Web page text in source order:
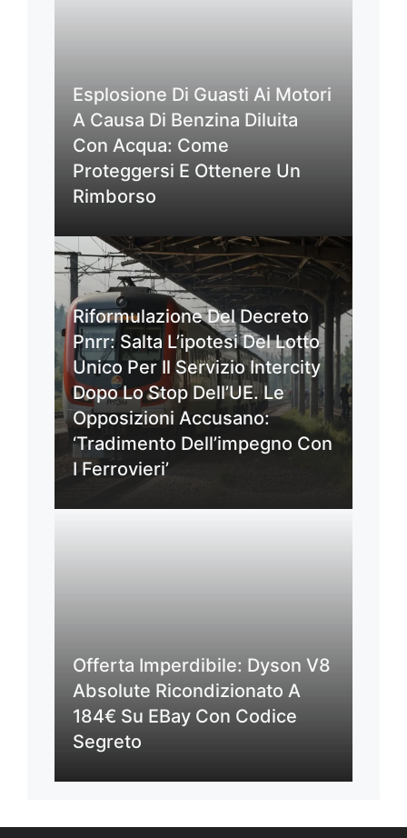
Esplosione Di Guasti Ai Motori
A Causa Di Benzina Diluita
Con Acqua: Come
Proteggersi E Ottenere Un
Rimborso
Riformulazione Del Decreto
Pnrr: Salta L’ipotesi Del Lotto
Unico Per Il Servizio Intercity
Dopo Lo Stop Dell’UE. Le
Opposizioni Accusano:
‘Tradimento Dell’impegno Con
I Ferrovieri’
Offerta Imperdibile: Dyson V8
Absolute Ricondizionato A
184€ Su EBay Con Codice
Segreto